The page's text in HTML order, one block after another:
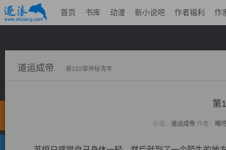
首页 书库 动漫 新小说吧 作者福利 作
道运成帝 第102章神秘青年
第
小说： 道运成帝 作者： 曦